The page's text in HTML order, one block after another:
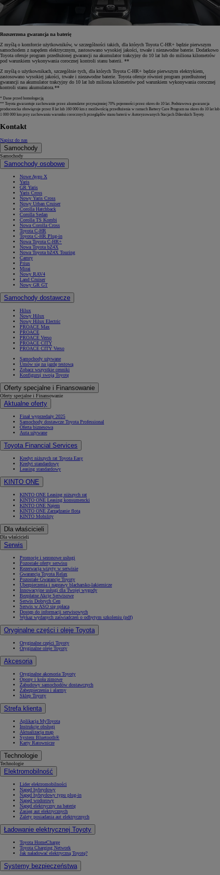
Rozszerzona gwarancja na baterię
Z myślą o komforcie użytkowników, w szczególności takich, dla których Toyota C-HR+ będzie pierwszym
samochodem z napędem elektrycznym, zastosowano wysokiej jakości, trwałe i niezawodne baterie. Dodatkowo
Toyota oferuje program przedłużonej gwarancji na akumulator trakcyjny do 10 lat lub do miliona kilometrów
pod warunkiem wykonywania corocznej kontroli stanu baterii. **
Z myślą o użytkownikach, szczególnie tych, dla których Toyota C-HR+ będzie pierwszym elektrykiem,
zastosowano wysokiej jakości, trwałe i niezawodne baterie. Toyota oferuje również program przedłużonej
gwarancji na akumulator trakcyjny do 10 lat lub miliona kilometrów pod warunkiem wykonywania corocznej
kontroli stanu akumulatora.**
* Dane przed homologacją
** Toyota gwarantuje zachowanie przez akumulator przynajmniej 70% pojemności przez okres do 10 lat. Podstawowa gwarancja
producencka obowiązuje przez 8 lat lub 160 000 km z możliwością przedłużenia w ramach Battery Care Program na okres do 10 lat lub
1 000 000 km przy zachowaniu warunku corocznych przeglądów stanu baterii w Autoryzowanych Stacjach Dilerskich Toyoty.
Kontakt
Napisz do nas
Samochody
Samochody
Samochody osobowe
Nowe Aygo X
Yaris
GR Yaris
Yaris Cross
Nowy Yaris Cross
Nowy Urban Cruiser
Corolla Hatchback
Corolla Sedan
Corolla TS Kombi
Nowa Corolla Cross
Toyota C-HR
Toyota C-HR Plug-in
Nowa Toyota C-HR+
Nowa Toyota bZ4X
Nowa Toyota bZ4X Touring
Camry
Prius
Mirai
Nowy RAV4
Land Cruiser
Nowy GR GT
Samochody dostawcze
Hilux
Nowy Hilux
Nowy Hilux Electric
PROACE Max
PROACE
PROACE Verso
PROACE CITY
PROACE CITY Verso
Samochody używane
Umów się na jazdę testową
Zobacz wszystkie cenniki
Konfiguruj swoją Toyotę
Oferty specjalne i Finansowanie
Oferty specjalne i Finansowanie
Aktualne oferty
Finał wyprzedaży 2025
Samochody dostawcze Toyota Professional
Oferta biznesowa
Auta używane
Toyota Financial Services
Kredyt niższych rat Toyota Easy
Kredyt standardowy
Leasing standardowy
KINTO ONE
KINTO ONE Leasing niższych rat
KINTO ONE Leasing konsumencki
KINTO ONE Najem
KINTO ONE Zarządzanie flotą
KINTO Mobility
Dla właścicieli
Dla właścicieli
Serwis
Promocje i sezonowe usługi
Pozostałe oferty serwisu
Rezerwacja wizyty w serwisie
Gwarancja Toyota Relax
Pozostałe Gwarancje Toyoty
Ubezpieczenia i naprawy blacharsko-lakiernicze
Innowacyjne usługi dla Twojej wygody
Bezpłatne Akcje Serwisowe
Serwis Dobrych Cen
Serwis w ASO się opłaca
Dostęp do informacji serwisowych
Wykaz wydanych zaświadczeń o odbytym szkoleniu (pdf)
Oryginalne części i oleje Toyota
Oryginalne części Toyoty
Oryginalne oleje Toyoty
Akcesoria
Oryginalne akcesoria Toyoty
Opony i koła zimowe
Zabudowy samochodów dostawczych
Zabezpieczenia i alarmy
Sklep Toyoty
Strefa klienta
Aplikacja MyToyota
Instrukcje obsługi
Aktualizacja map
System Bluetooth®
Karty Ratownicze
Technologie
Technologie
Elektromobilność
Lider elektromobilności
Napęd hybrydowy
Napęd hybrydowy typu plug-in
Napęd wodorowy
Napęd elektryczny na baterię
Zasięg aut elektrycznych
Zalety posiadania aut elektrycznych
Ładowanie elektrycznej Toyoty
Toyota HomeCharge
Toyota Charging Network
Jak naładować elektryczną Toyotę?
Systemy bezpieczeństwa